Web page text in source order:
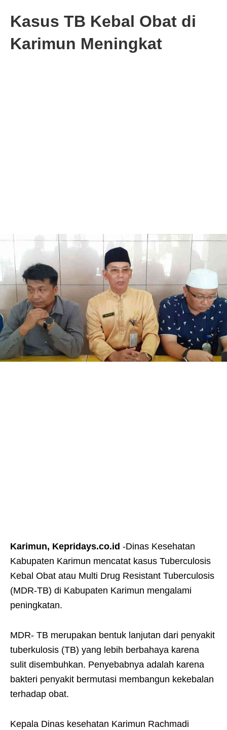
Kasus TB Kebal Obat di
Karimun Meningkat
Karimun, Kepridays.co.id -Dinas Kesehatan
Kabupaten Karimun mencatat kasus Tuberculosis
Kebal Obat atau Multi Drug Resistant Tuberculosis
(MDR-TB) di Kabupaten Karimun mengalami
peningkatan.
MDR- TB merupakan bentuk lanjutan dari penyakit
tuberkulosis (TB) yang lebih berbahaya karena
sulit disembuhkan. Penyebabnya adalah karena
bakteri penyakit bermutasi membangun kekebalan
terhadap obat.
Kepala Dinas kesehatan Karimun Rachmadi